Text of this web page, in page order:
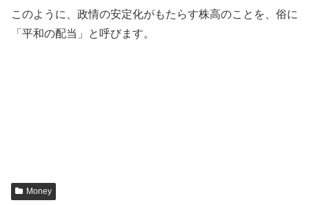
このように、政情の安定化がもたらす株高のことを、俗に
「平和の配当」と呼びます。
Money